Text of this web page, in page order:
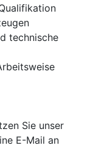
technische
Sie unser
E-Mail an